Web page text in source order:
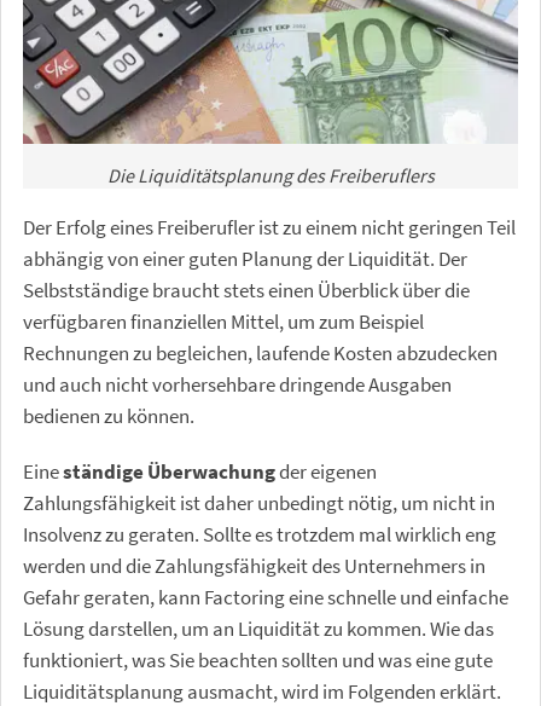
Die Liquiditätsplanung des Freiberuflers
Der Erfolg eines Freiberufler ist zu einem nicht geringen Teil
abhängig von einer guten Planung der Liquidität. Der
Selbstständige braucht stets einen Überblick über die
verfügbaren finanziellen Mittel, um zum Beispiel
Rechnungen zu begleichen, laufende Kosten abzudecken
und auch nicht vorhersehbare dringende Ausgaben
bedienen zu können.
Eineständige Überwachungder eigenen
Zahlungsfähigkeit ist daher unbedingt nötig, um nicht in
Insolvenz zu geraten. Sollte es trotzdem mal wirklich eng
werden und die Zahlungsfähigkeit des Unternehmers in
Gefahr geraten, kann Factoring eine schnelle und einfache
Lösung darstellen, um an Liquidität zu kommen. Wie das
funktioniert, was Sie beachten sollten und was eine gute
Liquiditätsplanung ausmacht, wird im Folgenden erklärt.